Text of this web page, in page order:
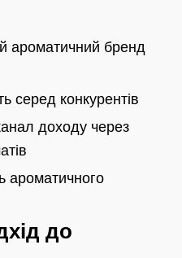
ароматичний бренд
серед конкурентів
доходу через
ароматичного
до